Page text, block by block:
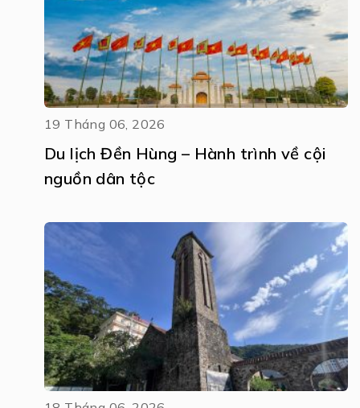
19 Tháng 06, 2026
Du lịch Đền Hùng – Hành trình về cội
nguồn dân tộc